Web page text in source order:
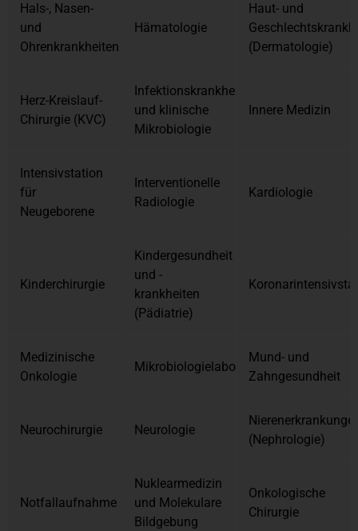
Hals-, Nasen-
und
Ohrenkrankheiten
Hämatologie
Haut- und
(Dermatologie)
Herz-Kreislauf-
Chirurgie (KVC)
Infektionskrankheiten
und klinische
Mikrobiologie
Innere Medizin
Intensivstation
für
Neugeborene
Interventionelle
Radiologie
Kardiologie
Kinderchirurgie
Kindergesundheit
und -
krankheiten
(Pädiatrie)
Medizinische
Onkologie
Mikrobiologielabor
Mund- und
Zahngesundheit
Neurochirurgie Neurologie
(Nephrologie)
Notfallaufnahme
Nuklearmedizin
und Molekulare
Bildgebung
Onkologische
Chirurgie